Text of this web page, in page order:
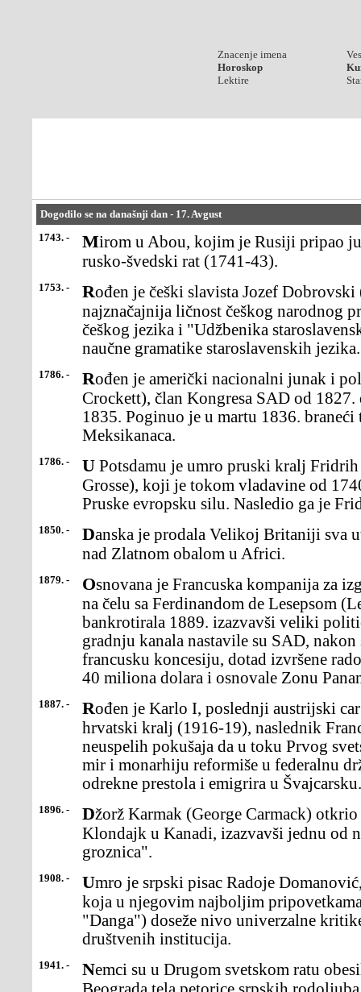
Znacenje imena
Horoskop
Lektire
Dogodilo se na današnji dan - 17. Avgust
1743. -
Mirom u Abou, kojim je Rusiji pripao južni deo Finske,okončan je
rusko-švedski rat (1741-43).
1753. - Rođen je češki slavista Jozef Dobrovski (Josef Dobrovsky),
najznačajnija ličnost češkog narodnog
češkog jezika i "Udžbenika
naučne gramatike staroslavenskih jezika.
1786. - Rođen je američki nacionalni junak i političar Dejvi Kroket (Davy
Crockett), član Kongresa SAD od
1835. Poginuo je u martu 1836.
Meksikanaca.
1786. - U Potsdamu je umro pruski kralj Fridrih II Veliki(Friedrich der
Grosse), koji je tokom vladavine od
Pruske evropsku silu. Nasledio ga je
1850. - Danska je prodala Velikoj Britaniji sva utvrđenja ivlasnička prava
nad Zlatnom obalom u Africi.
1879. - Osnovana je Francuska kompanija za izgradnju Panamskogkanala
na čelu sa Ferdinandom de Lesepsom
bankrotirala 1889. izazvavši veliki
gradnju kanala nastavile su SAD,
francusku koncesiju, dotad izvršene
40 miliona dolara i osnovale Zonu
1887. - Rođen je Karlo I, poslednji austrijski car (1916-18) iugarsko-
hrvatski kralj (1916-19), naslednik
neuspelih pokušaja da u toku Prvog
mir i monarhiju reformiše u federalnu
odrekne prestola i emigrira u Švajcarsku.
1896. - Džorž Karmak (George Carmack) otkrio je zlato u pritocireke
Klondajk u Kanadi, izazvavši jednu od
groznica".
1908. - Umro je srpski pisac Radoje Domanović, majstor političkesatire,
koja u njegovim najboljim
"Danga") doseže nivo univerzalne
društvenih institucija.
1941. - Nemci su u Drugom svetskom ratu obesili na Terazijama ucentru